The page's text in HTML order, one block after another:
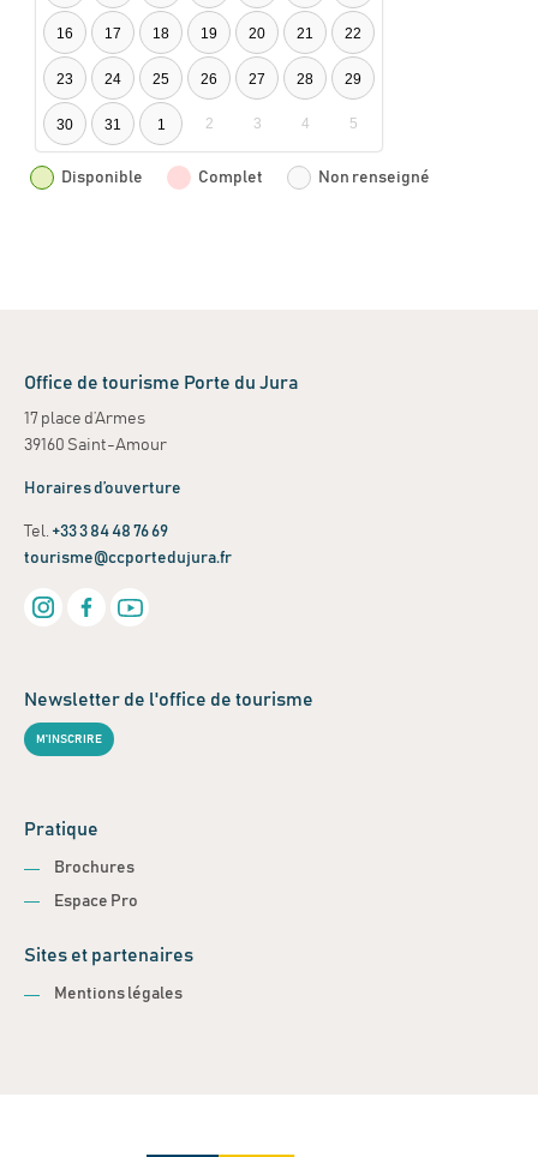
16 17 18 19 20 21 22
23 24 25 26 27 28 29
30 31 1 2 3 4 5
Disponible Complet Non renseigné
Office de tourisme Porte du Jura
17 place d’Armes
39160 Saint-Amour
Horaires d’ouverture
Tel. +33 3 84 48 76 69
tourisme@ccportedujura.fr
Newsletter de l'office de tourisme
M'INSCRIRE
Pratique
Brochures
Espace Pro
Sites et partenaires
Mentions légales